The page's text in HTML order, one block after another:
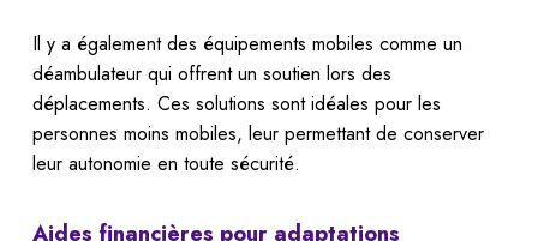
Il y a également des équipements mobiles comme un
déambulateur qui offrent un soutien lors des
déplacements. Ces solutions sont idéales pour les
personnes moins mobiles, leur permettant de conserver
leur autonomie en toute sécurité.
Aides financières pour adaptations